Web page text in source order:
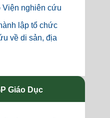
Viện nghiên cứu
lập tổ chức
về di sản, địa
Giáo Dục